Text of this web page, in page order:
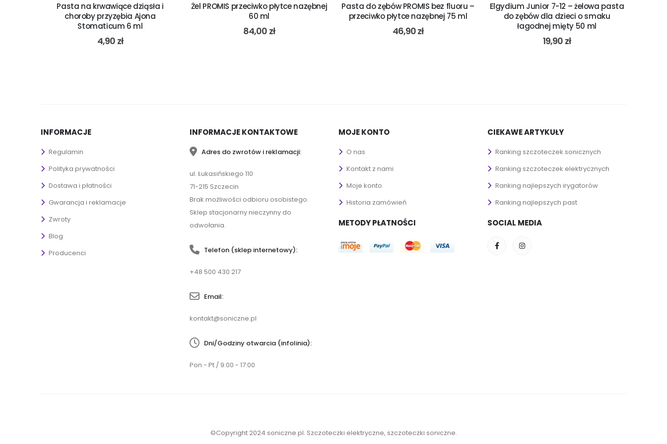
Pasta na krwawiące dziąsła i
choroby przyzębia Ajona
Stomaticum 6 ml
4,90 zł
Żel PROMIS przeciwko płytce nazębnej
60 ml
84,00 zł
Pasta do zębów PROMIS bez fluoru –
przeciwko płytce nazębnej 75 ml
46,90zł
Elgydium Junior 7-12 – żelowa pasta
do zębów dla dzieci o smaku
łagodnej mięty 50 ml
19,90 zł
INFORMACJE
Regulamin
Polityka prywatności
Dostawa i płatności
Gwarancja i reklamacje
Zwroty
Blog
Producenci
INFORMACJE KONTAKTOWE
Adres do zwrotów i reklamacji:
ul. Łukasińskiego 110
71-215 Szczecin
Brak możliwości odbioru osobistego.
Sklep stacjonarny nieczynny do
odwołania.
Telefon (sklep internetowy):
+48 500 430 217
Email:
kontakt@soniczne.pl
Dni/Godziny otwarcia (infolinia):
Pon - Pt / 9:00 - 17:00
MOJE KONTO
O nas
Kontakt z nami
Moje konto
Historia zamówień
METODY PŁATNOŚCI
CIEKAWE ARTYKUŁY
Ranking szczoteczek sonicznych
Ranking szczoteczek elektrycznych
Ranking najlepszych irygatorów
Ranking najlepszych past
SOCIAL MEDIA
©Copyright 2024 soniczne.pl. Szczoteczki elektryczne, szczoteczki soniczne.